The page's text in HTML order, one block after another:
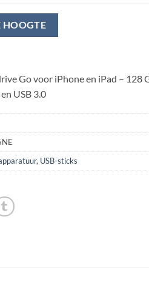
HOOGTE
Go voor iPhone en iPad – 128
USB 3.0
, USB-sticks